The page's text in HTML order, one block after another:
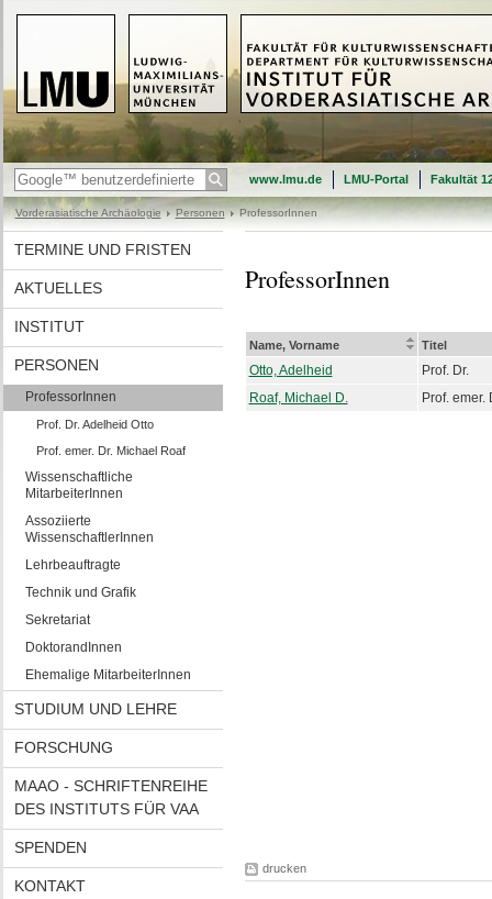
www.lmu.de LMU-Portal Fakultät
Vorderasiatische Archäologie Personen ProfessorInnen
TERMINE UND FRISTEN
AKTUELLES
INSTITUT
PERSONEN
ProfessorInnen
Prof. Dr. Adelheid Otto
Prof. emer. Dr. Michael Roaf
Wissenschaftliche
MitarbeiterInnen
Assoziierte
WissenschaftlerInnen
Lehrbeauftragte
Technik und Grafik
Sekretariat
DoktorandInnen
Ehemalige MitarbeiterInnen
STUDIUM UND LEHRE
FORSCHUNG
MAAO - SCHRIFTENREIHE
DES INSTITUTS FÜR VAA
SPENDEN
KONTAKT
ProfessorInnen
Name, Vorname Titel
Otto, Adelheid
Prof. Dr.
Roaf, Michael D.
Prof. emer.
drucken